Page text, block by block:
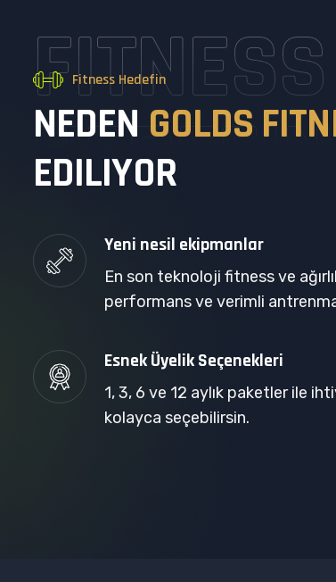
FITNESS
HEDEFIN
Fitness Hedefin
NEDEN GOLDS FITN
EDILIYOR
Yeni nesil ekipmanlar
En son teknoloji fitness ve
performans ve verimli
Esnek Üyelik Seçenekleri
1, 3, 6 ve 12 aylık paketler ile
kolayca seçebilirsin.